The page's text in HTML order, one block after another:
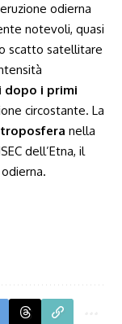
odierna
notevoli, quasi
scatto satellitare
dopo i primi
circostante. La
nella
dell’Etna, il